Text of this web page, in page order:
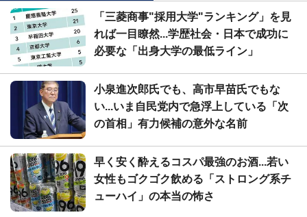
「三菱商事"採用大学"ランキング」を見
れば一目瞭然...学歴社会・日本で成功に
必要な「出身大学の最低ライン」
小泉進次郎氏でも、高市早苗氏でもな
い...いま自民党内で急浮上している「次
の首相」有力候補の意外な名前
早く安く酔えるコスパ最強のお酒...若い
女性もゴクゴク飲める「ストロング系チ
ューハイ」の本当の怖さ